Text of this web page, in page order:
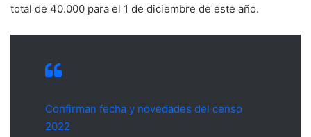
total de 40.000 para el 1 de diciembre de este año.
Confirman fecha y novedades del censo
2022